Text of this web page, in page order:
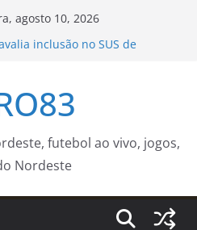
agosto 10, 2026
inclusão no SUS de
rede de apoio à
contra a Dengue
Turística Guaratinguetá
para o carioca – Prefeitura
Janeiro
futebol ao vivo, jogos,
Nordeste